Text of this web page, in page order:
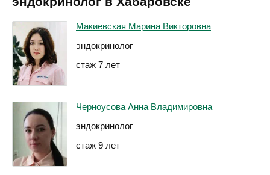
Макиевская Марина Викторовна
эндокринолог
стаж 7 лет
Черноусова Анна Владимировна
эндокринолог
стаж 9 лет